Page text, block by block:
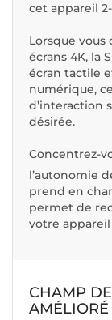
cet appareil
Lorsque
écrans 4K, la
écran tactile
numérique,
d’interaction
désirée.
Concentrez-
l’autonomie
prend en
permet de
votre
CHAMP
AMÉLIORÉ